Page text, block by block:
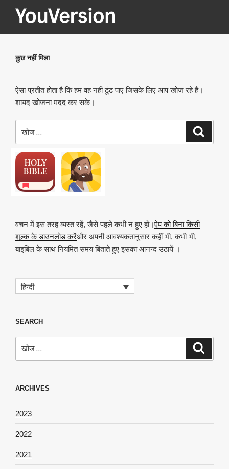
YOUVERSION
कुछ नहीं मिला
ऐसा प्रतीत होता है कि हम वह नहीं ढूंढ पाए जिसके लिए आप खोज रहे हैं।
शायद खोजना मदद कर सके।
खोजे
वचन में इस तरह व्यस्त रहें, जैसे पहले कभी न हुए हों।ऐप को बिना किसी
शुल्क के डाउनलोड करेंऔर अपनी आवश्यकतानुसार कहीं भी, कभी भी,
बाइबिल के साथ नियमित समय बिताते हुए इसका आनन्द उठायें ।
हिन्दी
SEARCH
खोजे
ARCHIVES
2023
2022
2021